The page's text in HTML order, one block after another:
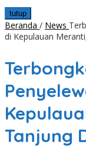
tutup
Beranda / News
di Kepulauan
Tanjung